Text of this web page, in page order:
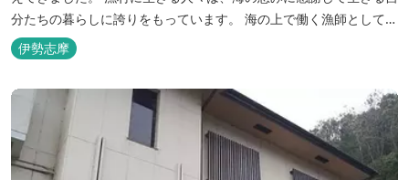
分たちの暮らしに誇りをもっています。 海の上で働く漁師として、
自然とのかかわりを次世代につなぐ役割を果たすためにゲストハウ
スを始めました。 当ゲストハウスは一棟貸しです。 二階建ての一
軒家とウッドデッキ、 屋外リビングでゆったり過ごしていただけま
す。
伊勢志摩